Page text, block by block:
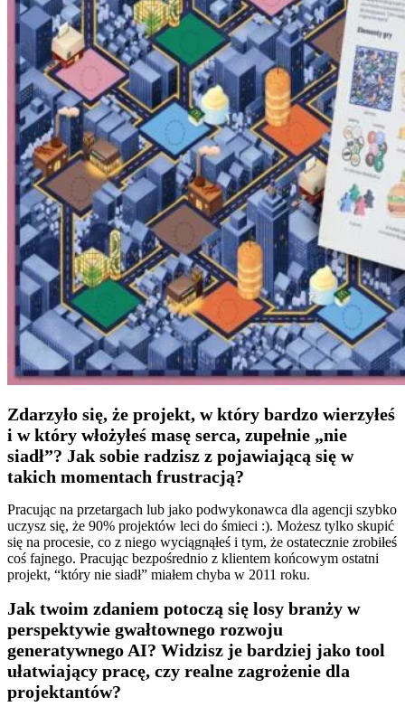
Zdarzyło się, że projekt, w który bardzo wierzyłeś
i w który włożyłeś masę serca, zupełnie „nie
siadł”? Jak sobie radzisz z pojawiającą się w
takich momentach frustracją?
Pracując na przetargach lub jako podwykonawca dla agencji szybko
uczysz się, że 90% projektów leci do śmieci :). Możesz tylko skupić
się na procesie, co z niego wyciągnąłeś i tym, że ostatecznie zrobiłeś
coś fajnego. Pracując bezpośrednio z klientem końcowym ostatni
projekt, “który nie siadł” miałem chyba w 2011 roku.
Jak twoim zdaniem potoczą się losy branży w
perspektywie gwałtownego rozwoju
generatywnego AI? Widzisz je bardziej jako tool
ułatwiający pracę, czy realne zagrożenie dla
projektantów?